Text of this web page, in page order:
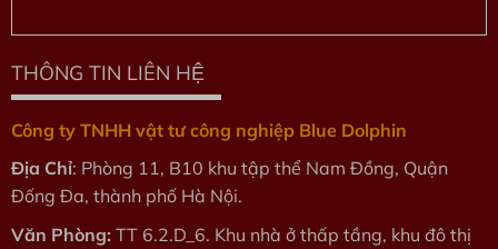
THÔNG TIN LIÊN HỆ
Công ty TNHH vật tư công nghiệp Blue Dolphin
Địa Chỉ: Phòng 11, B10 khu tập thể Nam Đồng, Quận
Đống Đa, thành phố Hà Nội.
Văn Phòng: TT 6.2.D_6. Khu nhà ở thấp tầng, khu đô thị